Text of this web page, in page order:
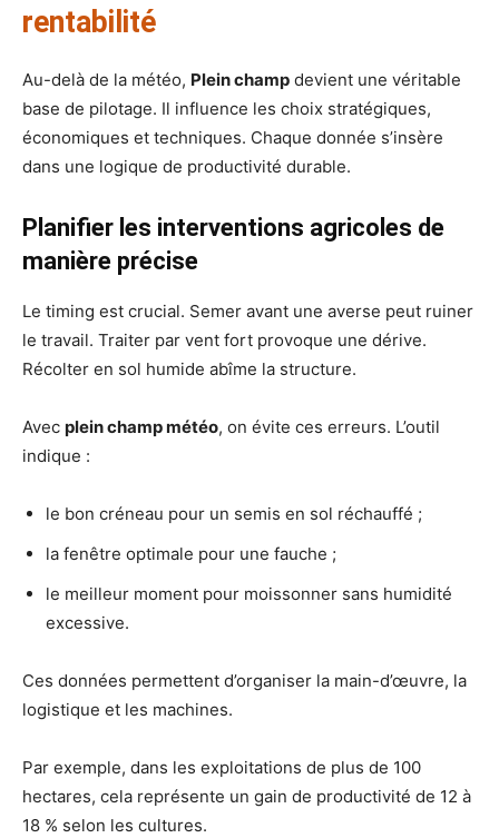
rentabilité
Au-delà de la météo, Plein champ devient une véritable
base de pilotage. Il influence les choix stratégiques,
économiques et techniques. Chaque donnée s’insère
dans une logique de productivité durable.
Planifier les interventions agricoles de
manière précise
Le timing est crucial. Semer avant une averse peut ruiner
le travail. Traiter par vent fort provoque une dérive.
Récolter en sol humide abîme la structure.
Avec plein champ météo, on évite ces erreurs. L’outil
indique :
le bon créneau pour un semis en sol réchauffé ;
la fenêtre optimale pour une fauche ;
le meilleur moment pour moissonner sans humidité
excessive.
Ces données permettent d’organiser la main-d’œuvre, la
logistique et les machines.
Par exemple, dans les exploitations de plus de 100
hectares, cela représente un gain de productivité de 12 à
18 % selon les cultures.